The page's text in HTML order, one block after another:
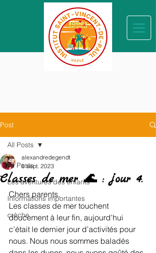
Post
All Posts
Les aventures des enfants
Informations importantes
crèche
All Posts
Classes de mer 🌊 : jour 4.
alexandredegendt
8 sept. 2023
Chers parents,
Les classes de mer touchent
doucement à leur fin, aujourd’hui
c’était le dernier jour d’activités pour
nous. Nous nous sommes baladés